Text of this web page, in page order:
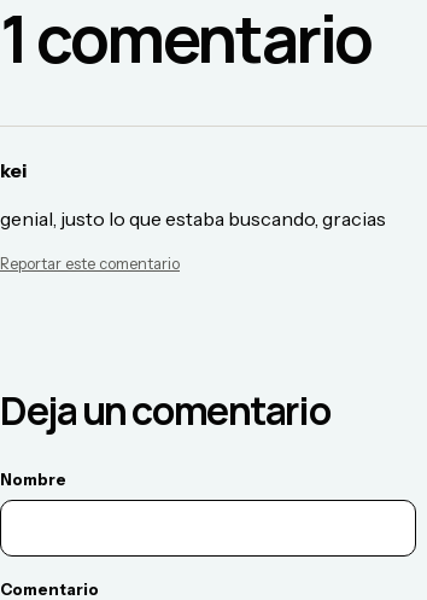
1comentario
kei
genial, justo lo que estaba buscando, gracias
Reportar este comentario
Deja un comentario
Nombre
Comentario